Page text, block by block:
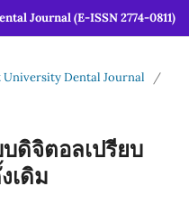
Journal (E-ISSN 2774-0811)
University Dental Journal
/
ดิจิตอลเปรียบ
เดิม